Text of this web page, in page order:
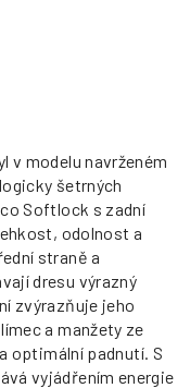
v modelu navrženém
šetrných
Softlock s zadní
odolnost a
straně a
dresu výrazný
zvýrazňuje jeho
a manžety ze
optimální padnutí. S
vyjádřením energie